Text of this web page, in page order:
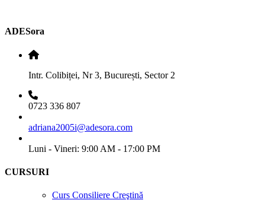
ADESora
Intr. Colibiței, Nr 3, București, Sector 2
0723 336 807
adriana2005i@adesora.com
Luni - Vineri: 9:00 AM - 17:00 PM
CURSURI
Curs Consiliere Creştină